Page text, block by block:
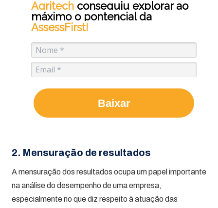
Agritech conseguiu explorar ao
máximo o pontencial da
AssessFirst!
Baixar
2. Mensuração de resultados
A mensuração dos resultados ocupa um papel importante
na análise do desempenho de uma empresa,
especialmente no que diz respeito à atuação das